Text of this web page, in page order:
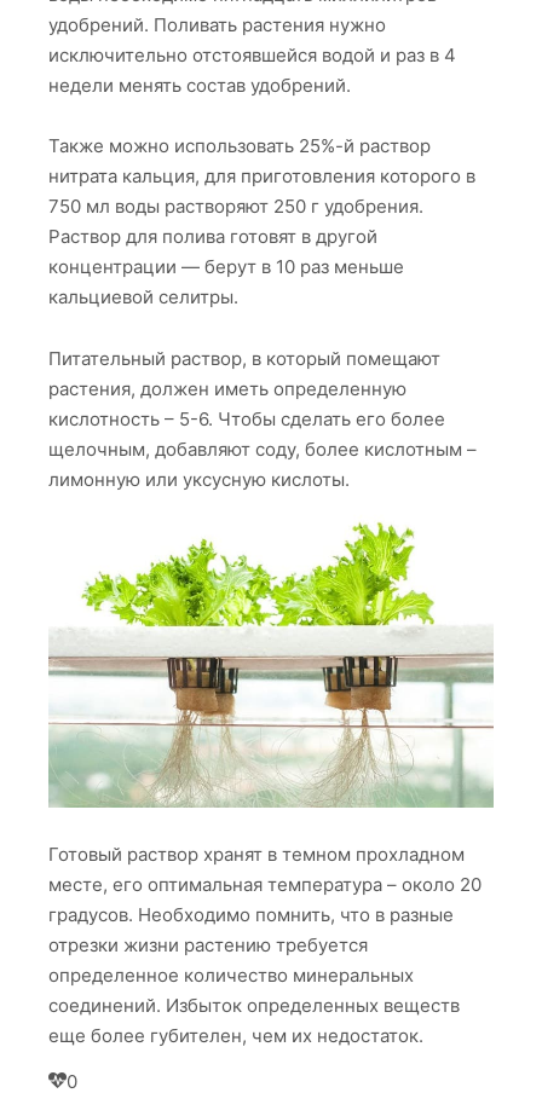
удобрений. Поливать растения нужно
исключительно отстоявшейся водой и раз в 4
недели менять состав удобрений.
Также можно использовать 25%-й раствор
нитрата кальция, для приготовления которого в
750 мл воды растворяют 250 г удобрения.
Раствор для полива готовят в другой
концентрации — берут в 10 раз меньше
кальциевой селитры.
Питательный раствор, в который помещают
растения, должен иметь определенную
кислотность – 5-6. Чтобы сделать его более
щелочным, добавляют соду, более кислотным –
лимонную или уксусную кислоты.
Готовый раствор хранят в темном прохладном
месте, его оптимальная температура – около 20
градусов. Необходимо помнить, что в разные
отрезки жизни растению требуется
определенное количество минеральных
соединений. Избыток определенных веществ
еще более губителен, чем их недостаток.
0